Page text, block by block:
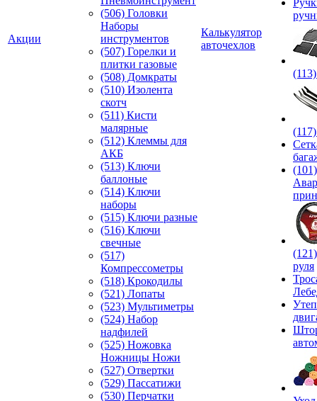
Акции
(506) Головки
Наборы
инструментов
(507) Горелки и
плитки газовые
(508) Домкраты
(510) Изолента
скотч
(511) Кисти
малярные
(512) Клеммы для
АКБ
(513) Ключи
баллоные
(514) Ключи
наборы
(515) Ключи разные
(516) Ключи
свечные
(517)
Компрессометры
(518) Крокодилы
(521) Лопаты
(523) Мультиметры
(524) Набор
надфилей
(525) Ножовка
Ножницы Ножи
(527) Отвертки
(529) Пассатижи
(530) Перчатки
Калькулятор
авточехлов
(101)
руля